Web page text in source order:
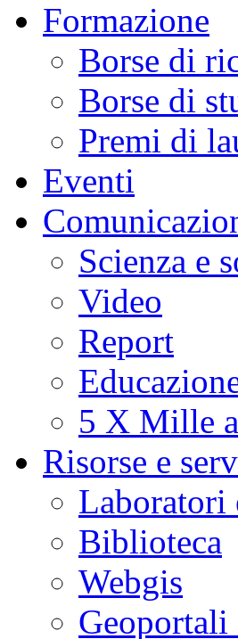
Formazione
Borse di
Borse di
Premi di
Eventi
Scienza e
Video
Report
5 X Mille
Risorse e
Laboratori
Biblioteca
Webgis